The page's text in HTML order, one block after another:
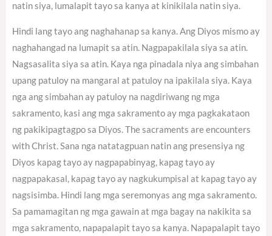
natin siya, lumalapit tayo sa kanya at kinikilala natin siya.
Hindi lang tayo ang naghahanap sa kanya. Ang Diyos mismo ay
naghahangad na lumapit sa atin. Nagpapakilala siya sa atin.
Nagsasalita siya sa atin. Kaya nga pinadala niya ang simbahan
upang patuloy na mangaral at patuloy na ipakilala siya. Kaya
nga ang simbahan ay patuloy na nagdiriwang ng mga
sakramento, kasi ang mga sakramento ay mga pagkakataon
ng pakikipagtagpo sa Diyos. The sacraments are encounters
with Christ. Sana nga natatagpuan natin ang presensiya ng
Diyos kapag tayo ay nagpapabinyag, kapag tayo ay
nagpapakasal, kapag tayo ay nagkukumpisal at kapag tayo ay
nagsisimba. Hindi lang mga seremonyas ang mga sakramento.
Sa pamamagitan ng mga gawain at mga bagay na nakikita sa
mga sakramento, napapalapit tayo sa kanya. Napapalapit tayo